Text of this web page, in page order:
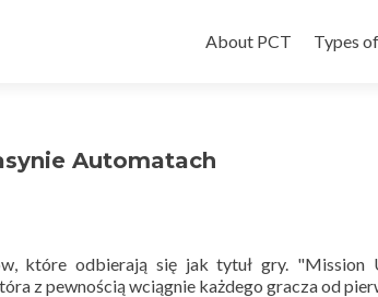
to
About PCT Types
Automatach
które odbierają się jak tytuł gry. "Mission
z pewnością wciągnie każdego gracza od